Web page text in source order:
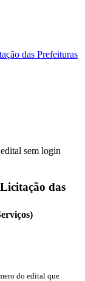
das Prefeituras
sem login
das
do edital que